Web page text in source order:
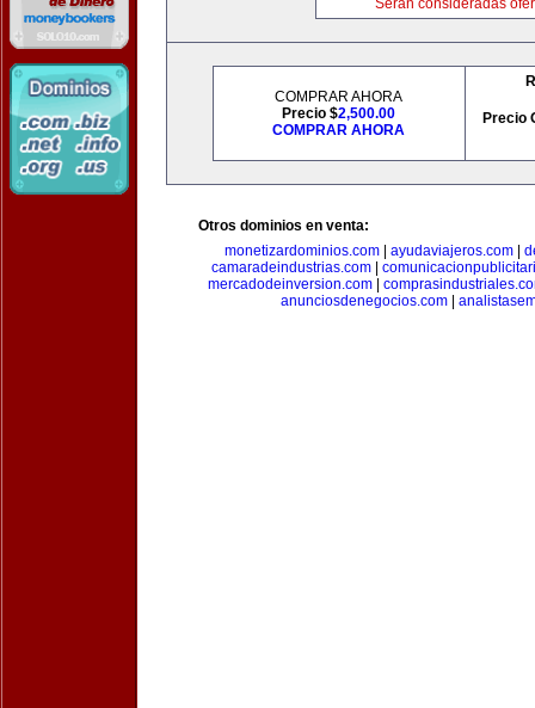
Serán consideradas
COMPRAR AHORA
Precio $2,500.00
COMPRAR AHORA
Precio
Otros dominios en venta:
monetizardominios.com
ayudaviajeros.com
camaradeindustrias.com|
mercadodeinversion.com
anunciosdenegocios.com